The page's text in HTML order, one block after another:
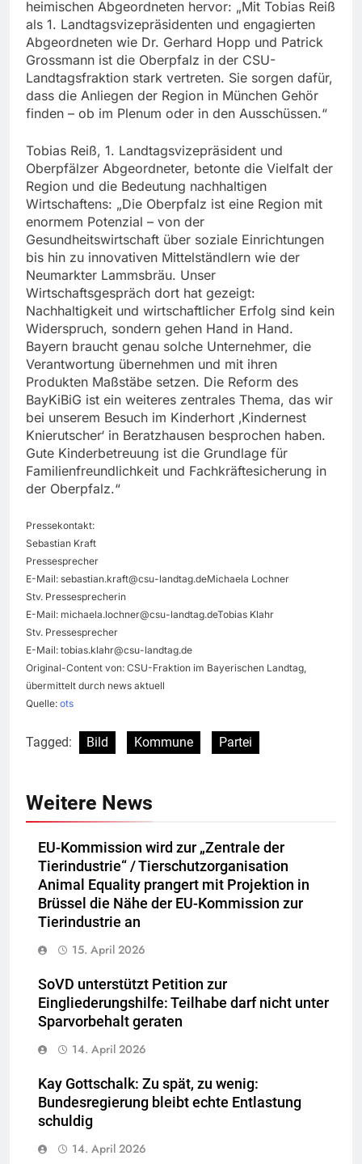
heimischen Abgeordneten hervor: „Mit Tobias Reiß
als 1. Landtagsvizepräsidenten und engagierten
Abgeordneten wie Dr. Gerhard Hopp und Patrick
Grossmann ist die Oberpfalz in der CSU-
Landtagsfraktion stark vertreten. Sie sorgen dafür,
dass die Anliegen der Region in München Gehör
finden – ob im Plenum oder in den Ausschüssen.“
Tobias Reiß, 1. Landtagsvizepräsident und
Oberpfälzer Abgeordneter, betonte die Vielfalt der
Region und die Bedeutung nachhaltigen
Wirtschaftens: „Die Oberpfalz ist eine Region mit
enormem Potenzial – von der
Gesundheitswirtschaft über soziale Einrichtungen
bis hin zu innovativen Mittelständlern wie der
Neumarkter Lammsbräu. Unser
Wirtschaftsgespräch dort hat gezeigt:
Nachhaltigkeit und wirtschaftlicher Erfolg sind kein
Widerspruch, sondern gehen Hand in Hand.
Bayern braucht genau solche Unternehmer, die
Verantwortung übernehmen und mit ihren
Produkten Maßstäbe setzen. Die Reform des
BayKiBiG ist ein weiteres zentrales Thema, das wir
bei unserem Besuch im Kinderhort ‚Kindernest
Knierutscher‘ in Beratzhausen besprochen haben.
Gute Kinderbetreuung ist die Grundlage für
Familienfreundlichkeit und Fachkräftesicherung in
der Oberpfalz.“
Pressekontakt:
Sebastian Kraft
Pressesprecher
E-Mail: sebastian.kraft@csu-landtag.deMichaela Lochner
Stv. Pressesprecherin
E-Mail: michaela.lochner@csu-landtag.deTobias Klahr
Stv. Pressesprecher
E-Mail: tobias.klahr@csu-landtag.de
Original-Content von: CSU-Fraktion im Bayerischen Landtag,
übermittelt durch news aktuell
Quelle: ots
Tagged: Bild Kommune Partei
Weitere News
EU-Kommission wird zur „Zentrale der
Tierindustrie“ / Tierschutzorganisation
Animal Equality prangert mit Projektion in
Brüssel die Nähe der EU-Kommission zur
Tierindustrie an
15. April 2026
SoVD unterstützt Petition zur
Eingliederungshilfe: Teilhabe darf nicht unter
Sparvorbehalt geraten
14. April 2026
Kay Gottschalk: Zu spät, zu wenig:
Bundesregierung bleibt echte Entlastung
schuldig
14. April 2026